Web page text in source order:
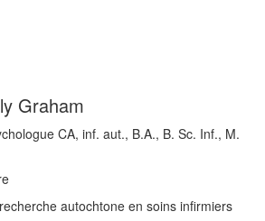
Graham
CA, inf. aut., B.A., B. Sc. Inf., M.
autochtone en soins infirmiers